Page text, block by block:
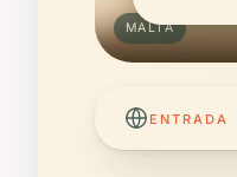
MALTA
ENTRADA